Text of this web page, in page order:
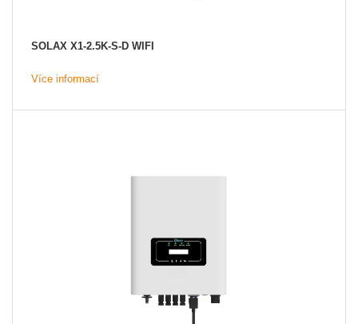
SOLAX X1-2.5K-S-D WIFI
Více informací